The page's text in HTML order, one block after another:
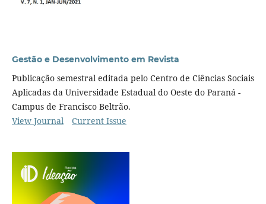
Gestão e Desenvolvimento em Revista
Publicação semestral editada pelo Centro de Ciências Sociais
Aplicadas da Universidade Estadual do Oeste do Paraná -
Campus de Francisco Beltrão.
View Journal
Current Issue